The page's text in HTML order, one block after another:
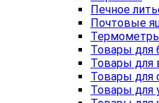
Печное
Почтовые
Товары для
Товары для
Товары для
Товары для